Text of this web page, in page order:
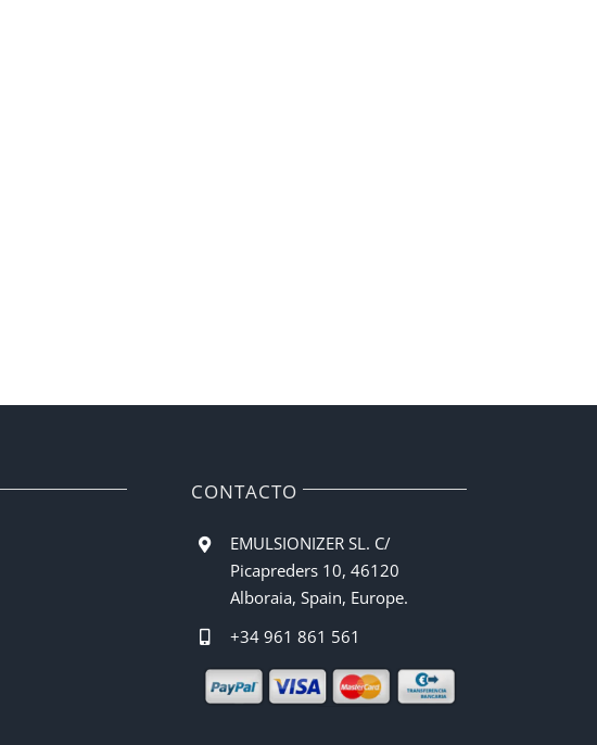
CONTACTO
EMULSIONIZER SL. C/
Picapreders 10, 46120
Alboraia, Spain, Europe.
+34 961 861 561